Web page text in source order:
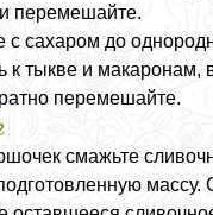
перемешайте.
с сахаром до
к тыкве и макаронам,
перемешайте.
смажьте
массу.